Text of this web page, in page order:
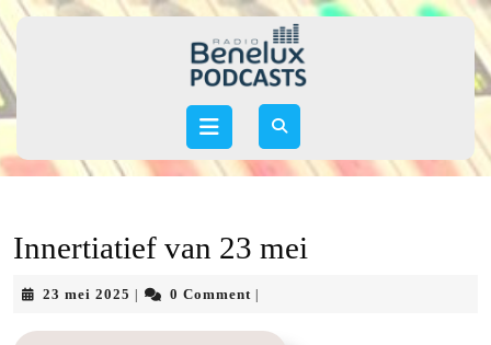
Skip
to
Open
Innertiatief van 23 mei
23 mei 2025 23
2025
0 Comment